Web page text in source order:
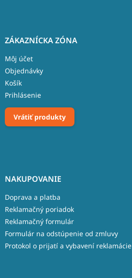
ZÁKAZNÍCKA ZÓNA
Môj účet
Objednávky
Košík
Prihlásenie
Vrátiť produkty
NAKUPOVANIE
Doprava a platba
Reklamačný poriadok
Reklamačný formulár
Formulár na odstúpenie od zmluvy
Protokol o prijatí a vybavení reklamácie